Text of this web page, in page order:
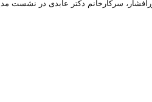
سرکارخانم دکتر عابدی در نشست